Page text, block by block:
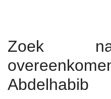
Zoek
Abdelhabib